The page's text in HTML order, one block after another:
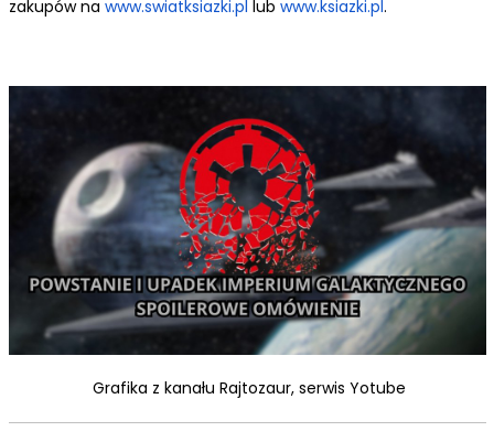
zakupów na www.swiatksiazki.pl lub www.ksiazki.pl.
Grafika z kanału Rajtozaur, serwis Yotube